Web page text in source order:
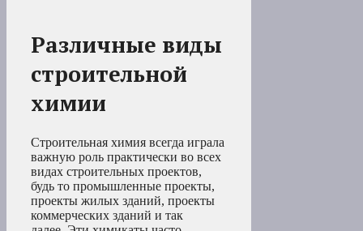
Различные виды
строительной
химии
Строительная химия всегда играла
важную роль практически во всех
видах строительных проектов,
будь то промышленные проекты,
проекты жилых зданий, проекты
коммерческих зданий и так